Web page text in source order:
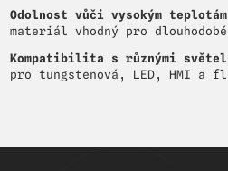
Odolnost vůči vysokým teplotám
materiál vhodný pro
Kompatibilita s různými
pro tungstenová, LED, HMI a